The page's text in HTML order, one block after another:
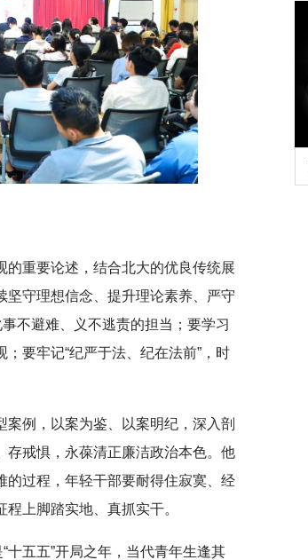
的重要论述，结合北大的优良传统展
守理想信念、提升理论素养、严守
不避难、义不逃责的担当；要学习
要牢记“纪严于法、纪在法前”，时
例，以案为鉴、以案明纪，深入剖
存戒惧，永葆清正廉洁政治本色。他
的过程，年轻干部要耐得住寂寞、经
上脚踏实地、真抓实干。
十五五”开局之年，当代青年生逢其
教
北京大学管理质效年